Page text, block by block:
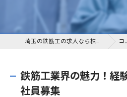
埼玉の鉄筋工の求人なら株式会社クライム・サクシード コラム
鉄筋工業界の魅力！経
社員募集